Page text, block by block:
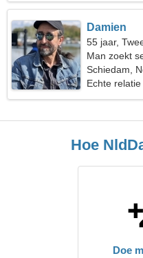
Damien
55 jaar,
Man zoekt
Schiedam,
Echte relatie
Hoe
Doe